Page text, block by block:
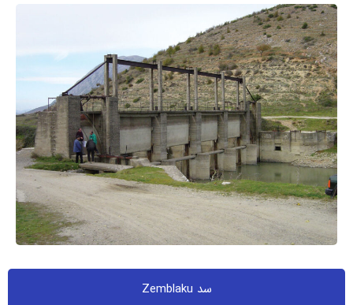
سد Zemblaku